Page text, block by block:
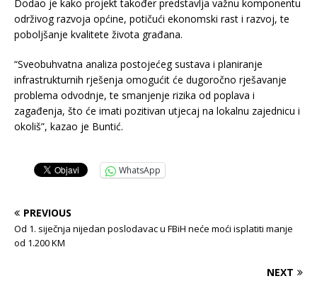
Dodao je kako projekt također predstavlja važnu komponentu
održivog razvoja općine, potičući ekonomski rast i razvoj, te
poboljšanje kvalitete života građana.
“Sveobuhvatna analiza postojećeg sustava i planiranje
infrastrukturnih rješenja omogućit će dugoročno rješavanje
problema odvodnje, te smanjenje rizika od poplava i
zagađenja, što će imati pozitivan utjecaj na lokalnu zajednicu i
okoliš”, kazao je Buntić.
WhatsApp
PREVIOUS
Od 1. siječnja nijedan poslodavac u FBiH neće moći isplatiti manje
od 1.200 KM
NEXT